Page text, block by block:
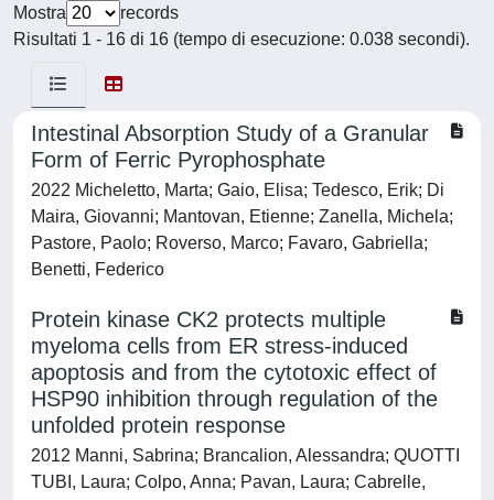
Mostra
records
Risultati 1 - 16 di 16 (tempo di esecuzione: 0.038 secondi).
Intestinal Absorption Study of a Granular
Form of Ferric Pyrophosphate
2022 Micheletto, Marta; Gaio, Elisa; Tedesco, Erik; Di
Maira, Giovanni; Mantovan, Etienne; Zanella, Michela;
Pastore, Paolo; Roverso, Marco; Favaro, Gabriella;
Benetti, Federico
Protein kinase CK2 protects multiple
myeloma cells from ER stress-induced
apoptosis and from the cytotoxic effect of
HSP90 inhibition through regulation of the
unfolded protein response
2012 Manni, Sabrina; Brancalion, Alessandra; QUOTTI
TUBI, Laura; Colpo, Anna; Pavan, Laura; Cabrelle,